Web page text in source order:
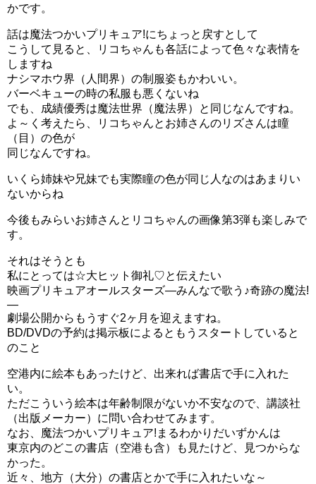
はすごい苦手で補習まで受けてましたからね(;´∀｀)
リコちゃんがここまでのしたり顔になるのもわかる気がし
ます（＾＾
かです。
話は魔法つかいプリキュア!にちょっと戻すとして
こうして見ると、リコちゃんも各話によって色々な表情を
しますね
ナシマホウ界（人間界）の制服姿もかわいい。
バーベキューの時の私服も悪くないね
でも、成績優秀は魔法世界（魔法界）と同じなんですね。
よ～く考えたら、リコちゃんとお姉さんのリズさんは瞳
（目）の色が
同じなんですね。
いくら姉妹や兄妹でも実際瞳の色が同じ人なのはあまりい
ないからね
今後もみらいお姉さんとリコちゃんの画像第3弾も楽しみで
す。
それはそうとも
私にとっては☆大ヒット御礼♡と伝えたい
映画プリキュアオールスターズ―みんなで歌う♪奇跡の魔法!
―
劇場公開からもうすぐ2ヶ月を迎えますね。
BD/DVDの予約は掲示板によるともうスタートしていると
のこと
空港内に絵本もあったけど、出来れば書店で手に入れた
い。
ただこういう絵本は年齢制限がないか不安なので、講談社
（出版メーカー）に問い合わせてみます。
なお、魔法つかいプリキュア!まるわかりだいずかんは
東京内のどこの書店（空港も含）も見たけど、見つからな
かった。
近々、地方（大分）の書店とかで手に入れたいな～